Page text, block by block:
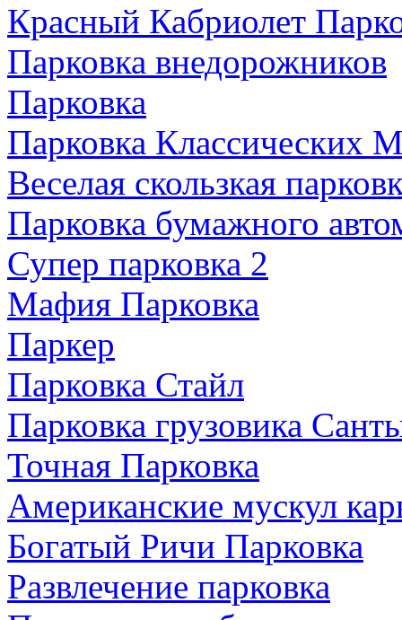
Красный Кабриолет
Парковка внедорожников
Парковка
Парковка Классических
Веселая скользкая
Парковка бумажного
Супер парковка 2
Мафия Парковка
Паркер
Парковка Стайл
Парковка грузовика
Точная Парковка
Американские мускул
Богатый Ричи Парковка
Развлечение парковка